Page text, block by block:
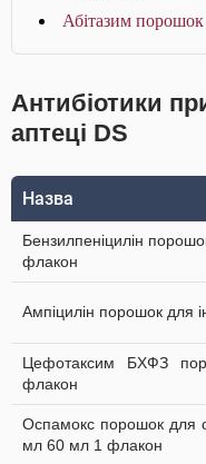
Абітазим порошок
Антибіотики
аптеці DS
Назва
Бензилпеніцилін
флакон
Ампіцилін порошок для
Цефотаксим БХФЗ
флакон
Оспамокс порошок для
мл 60 мл 1 флакон